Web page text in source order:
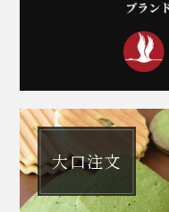
大口注文